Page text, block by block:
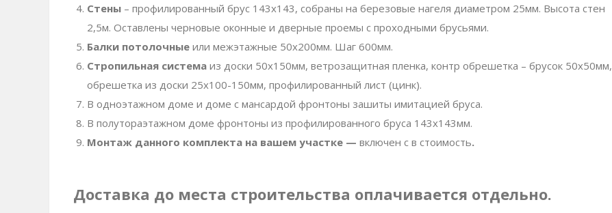
Стены– профилированный брус 143х143, собраны на березовые нагеля диаметром 25мм. Высота стен
2,5м. Оставлены черновые оконные и дверные проемы с проходными брусьями.
Балки потолочныеили межэтажные 50х200мм. Шаг 600мм.
Стропильная системаиз доски 50х150мм, ветрозащитная пленка, контр обрешетка – брусок 50х50мм,
обрешетка из доски 25х100-150мм, профилированный лист (цинк).
В одноэтажном доме и доме с мансардой фронтоны зашиты имитацией бруса.
В полутораэтажном доме фронтоны из профилированного бруса 143х143мм.
Монтаж данного комплекта на вашем участке — включен с в стоимость.
Доставка до места строительства оплачивается отдельно.